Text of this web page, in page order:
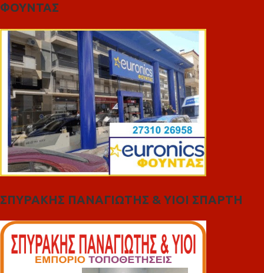
ΦΟΥΝΤΑΣ
ΣΠΥΡΑΚΗΣ ΠΑΝΑΓΙΩΤΗΣ & YIOI ΣΠΑΡΤΗ